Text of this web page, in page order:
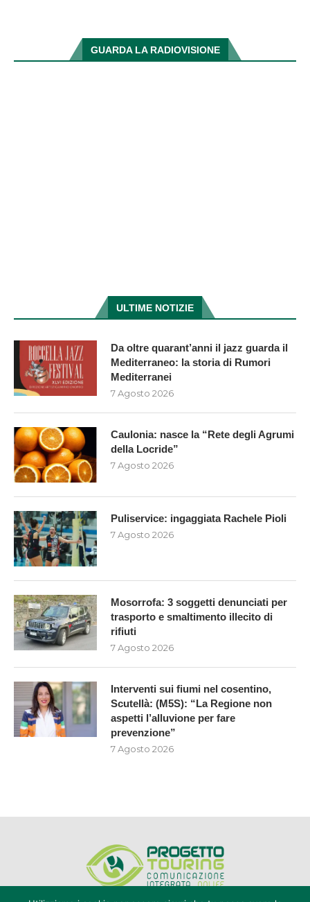
GUARDA LA RADIOVISIONE
ULTIME NOTIZIE
Da oltre quarant’anni il jazz guarda il
Mediterraneo: la storia di Rumori
Mediterranei
7 Agosto 2026
Caulonia: nasce la “Rete degli Agrumi
della Locride”
7 Agosto 2026
Puliservice: ingaggiata Rachele Pioli
7 Agosto 2026
Mosorrofa: 3 soggetti denunciati per
trasporto e smaltimento illecito di
rifiuti
7 Agosto 2026
Interventi sui fiumi nel cosentino,
Scutellà: (M5S): “La Regione non
aspetti l’alluvione per fare
prevenzione”
7 Agosto 2026